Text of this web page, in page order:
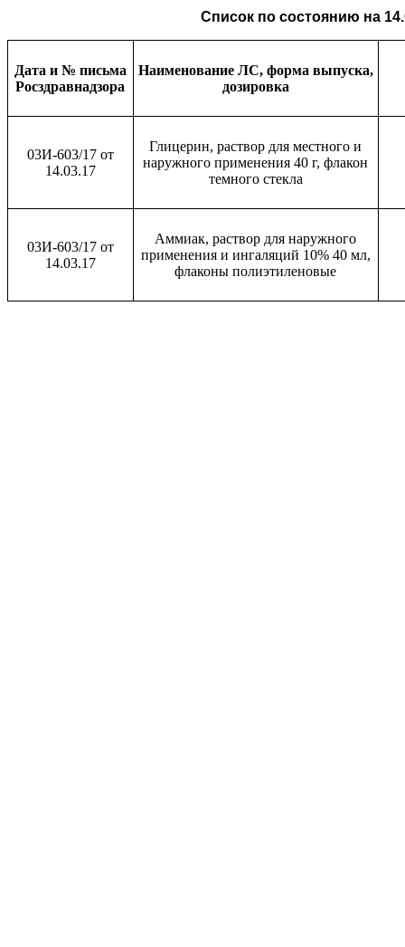
Список по состоянию на
Дата и № письма
Росздравнадзора
Наименование ЛС, форма выпуска,
дозировка
03И-603/17 от
14.03.17
Глицерин, раствор для местного и
наружного применения 40 г, флакон
темного стекла
03И-603/17 от
14.03.17
Аммиак, раствор для наружного
применения и ингаляций 10% 40 мл,
флаконы полиэтиленовые